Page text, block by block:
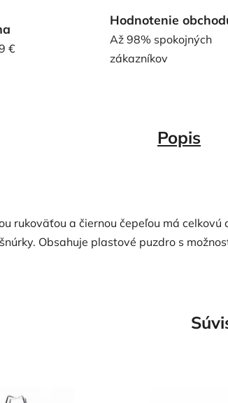
€
Hodnotenie
Až 98% spokojných
zákazníkov
Popis
rukoväťou a čiernou čepeľou má
Obsahuje plastové puzdro s